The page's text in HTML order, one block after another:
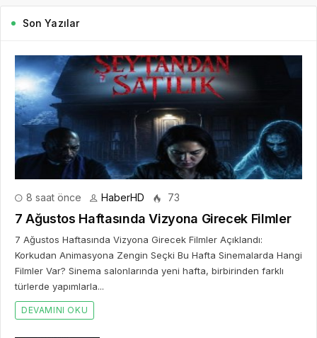
Son Yazılar
8 saat önce HaberHD 73
7 Ağustos Haftasında Vizyona Girecek Filmler
7 Ağustos Haftasında Vizyona Girecek Filmler Açıklandı:
Korkudan Animasyona Zengin Seçki Bu Hafta Sinemalarda Hangi
Filmler Var? Sinema salonlarında yeni hafta, birbirinden farklı
türlerde yapımlarla...
DEVAMINI OKU